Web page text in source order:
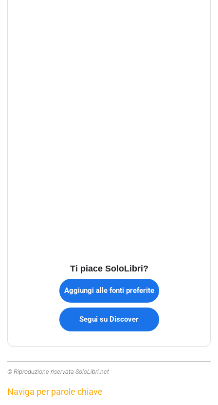
Ti piace SoloLibri?
Aggiungi alle fonti preferite
Segui su Discover
© Riproduzione riservata SoloLibri.net
Naviga per parole chiave